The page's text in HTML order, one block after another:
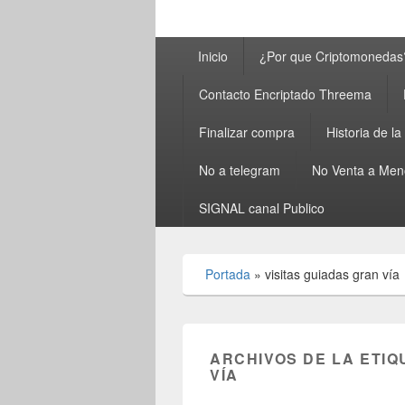
principalInicio ¿Por que
Contacto Encriptado Threema
Finalizar compra Historia de
No a telegram No Venta a
SIGNAL canal Publico
Portada » visitas guiadas gran vía
ARCHIVOS DE LA
VÍA